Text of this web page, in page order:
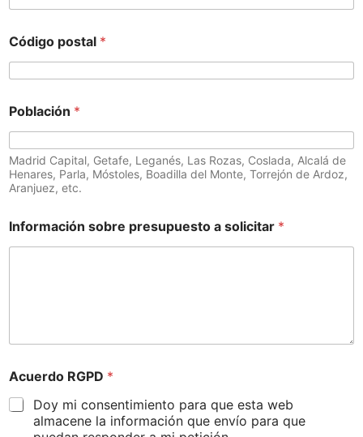
Código postal *
Población *
Madrid Capital, Getafe, Leganés, Las Rozas, Coslada, Alcalá de
Henares, Parla, Móstoles, Boadilla del Monte, Torrejón de Ardoz,
Aranjuez, etc.
Información sobre presupuesto a solicitar *
Acuerdo RGPD *
Doy mi consentimiento para que esta web
almacene la información que envío para que